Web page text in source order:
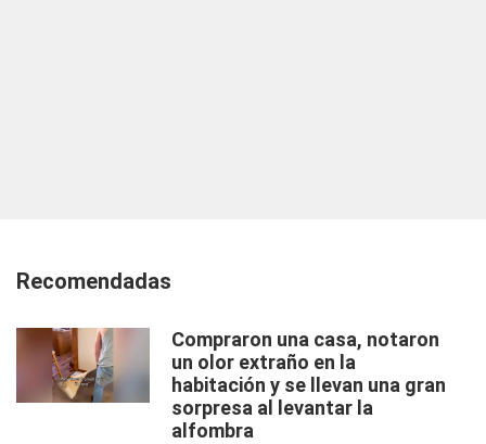
Recomendadas
Compraron una casa, notaron
un olor extraño en la
habitación y se llevan una gran
sorpresa al levantar la
alfombra